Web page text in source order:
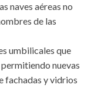
naves aéreas no
de las
umbilicales que
permitiendo nuevas
fachadas y vidrios